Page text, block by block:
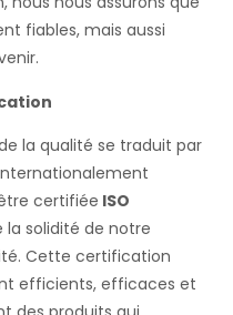
fiables, mais aussi
la qualité se traduit par
certifiée ISO
solidité de notre
Cette certification
efficients, efficaces et